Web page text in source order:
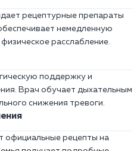
рецептурные препараты
немедленную
расслабление.
поддержку и
Врач обучает дыхательным
снижения тревоги.
официальные рецепты на